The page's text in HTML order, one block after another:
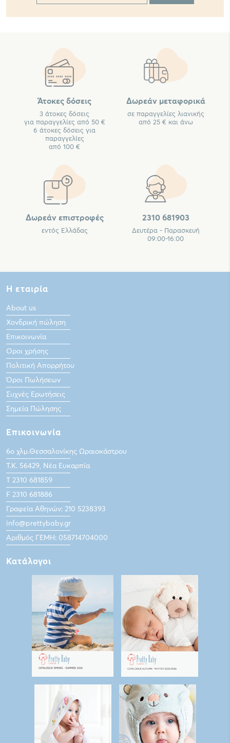
Άτοκες δόσεις
3 άτοκες δόσεις
για παραγγελίες από 50 €
6 άτοκες δόσεις για
παραγγελίες
από 100 €
Δωρεάν μεταφορικά
σε παραγγελίες λιανικής
από 25 € και άνω
Δωρεάν επιστροφές
εντός Ελλάδας
2310 681903
Δευτέρα - Παρασκευή
09:00-16:00
Η εταιρία
About us
Χονδρική πώληση
Επικοινωνία
Οροι χρήσης
Πολιτική Απορρήτου
Όροι Πωλήσεων
Συχνές Ερωτήσεις
Σημεία Πώλησης
Επικοινωνία
6ο χλμ.Θεσσαλονίκης Ωραιοκάστρου
Τ.Κ. 56429, Νέα Ευκαρπία
Τ 2310 681859
F 2310 681886
Γραφεία Αθηνών: 210 5238393
info@prettybaby.gr
Αριθμός ΓΕΜΗ: 058714704000
Κατάλογοι